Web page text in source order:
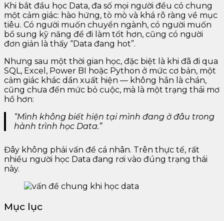
Khi bắt đầu học Data, đa số mọi người đều có chung
một cảm giác: hào hứng, tò mò và khá rõ ràng về mục
tiêu. Có người muốn chuyển ngành, có người muốn
bổ sung kỹ năng để đi làm tốt hơn, cũng có người
đơn giản là thấy “Data đang hot”.
Nhưng sau một thời gian học, đặc biệt là khi đã đi qua
SQL, Excel, Power BI hoặc Python ở mức cơ bản, một
cảm giác khác dần xuất hiện — không hẳn là chán,
cũng chưa đến mức bỏ cuộc, mà là một trạng thái mơ
hồ hơn:
“Mình không biết hiện tại mình đang ở đâu trong
hành trình học Data.”
Đây không phải vấn đề cá nhân. Trên thực tế, rất
nhiều người học Data đang rơi vào đúng trạng thái
này.
Mục lục